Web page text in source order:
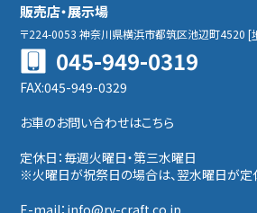
販売店・展示場
〒224-0053神奈川県横浜市都筑区池辺町4520[
045-949-0319
FAX:045-949-0329
お車のお問い合わせはこちら
定休日：毎週火曜日・第三水曜日
※火曜日が祝祭日の場合は、翌水曜日が定
E-mail：info@rv-craft.co.jp